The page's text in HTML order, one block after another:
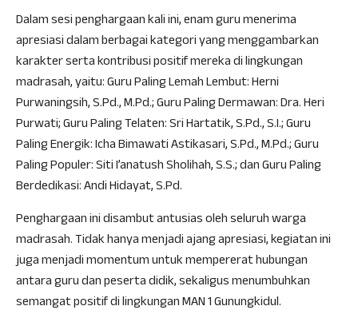
Dalam sesi penghargaan kali ini, enam guru menerima
apresiasi dalam berbagai kategori yang menggambarkan
karakter serta kontribusi positif mereka di lingkungan
madrasah, yaitu: Guru Paling Lemah Lembut: Herni
Purwaningsih, S.Pd., M.Pd.; Guru Paling Dermawan: Dra. Heri
Purwati; Guru Paling Telaten: Sri Hartatik, S.Pd., S.I.; Guru
Paling Energik: Icha Bimawati Astikasari, S.Pd., M.Pd.; Guru
Paling Populer: Siti I’anatush Sholihah, S.S.; dan Guru Paling
Berdedikasi: Andi Hidayat, S.Pd.
Penghargaan ini disambut antusias oleh seluruh warga
madrasah. Tidak hanya menjadi ajang apresiasi, kegiatan ini
juga menjadi momentum untuk mempererat hubungan
antara guru dan peserta didik, sekaligus menumbuhkan
semangat positif di lingkungan MAN 1 Gunungkidul.